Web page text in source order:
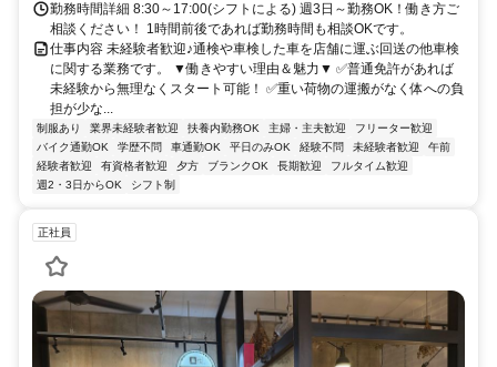
勤務時間詳細 8:30～17:00(シフトによる) 週3日～勤務OK！働き方ご
相談ください！ 1時間前後であれば勤務時間も相談OKです。
仕事内容 未経験者歓迎♪通検や車検した車を店舗に運ぶ回送の他車検
に関する業務です。 ▼働きやすい理由＆魅力▼ ✅普通免許があれば
未経験から無理なくスタート可能！ ✅重い荷物の運搬がなく体への負
担が少な...
制服あり 業界未経験者歓迎 扶養内勤務OK 主婦・主夫歓迎
フリーター歓迎
バイク通勤OK
学歴不問 車通勤OK 平日のみOK 経験不問 未経験者歓迎
午前
経験者歓迎
有資格者歓迎 夕方 ブランクOK 長期歓迎
フルタイム歓迎
週2・3日からOK
シフト制
正社員